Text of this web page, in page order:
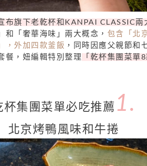
布旗下老乾杯和KANPAI CLASSIC兩
和「奢華海味」兩大概念， 包含「北
，外加四款釜飯 ，同時因應父親節和
餐，妞編輯特別整理
「乾杯集團菜單
杯集團菜單必吃推薦 1.
北京烤鴨風味和牛捲